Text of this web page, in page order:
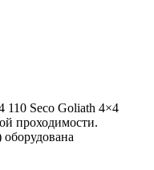
110 Seco Goliath 4×4
проходимости.